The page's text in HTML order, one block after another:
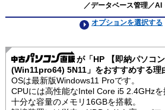
／データベース管理／
オプションを選択する
が「HP 【即納パソコ
(Win11pro64) 5N11」をおすすめする理
OSは最新版Windows11 Proです。
CPUには高性能なIntel Core i5 2.4GHzを
十分な容量のメモリ16GBを搭載。